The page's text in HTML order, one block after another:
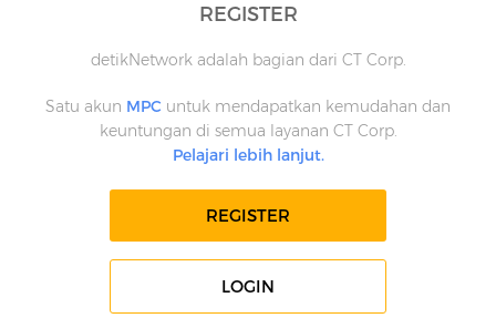
REGISTER
detikNetwork adalah bagian dari CT Corp.
Satu akun MPC untuk mendapatkan kemudahan dan
keuntungan di semua layanan CT Corp.
Pelajari lebih lanjut.
REGISTER
LOGIN